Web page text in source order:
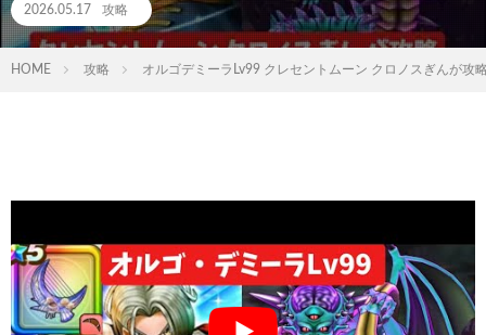
2026.05.17 攻略
HOME 攻略 オルゴデミーラLv99 クレセントムーン クロノスぎんが攻